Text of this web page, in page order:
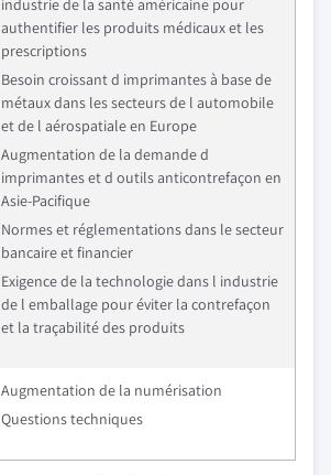
industrie de la santé américaine pour
authentifier les produits médicaux et les
prescriptions
Besoin croissant d imprimantes à base de
métaux dans les secteurs de l automobile
et de l aérospatiale en Europe
Augmentation de la demande d
imprimantes et d outils anticontrefaçon en
Asie-Pacifique
Normes et réglementations dans le secteur
bancaire et financier
Exigence de la technologie dans l industrie
de l emballage pour éviter la contrefaçon
et la traçabilité des produits
Augmentation de la numérisation
Questions techniques